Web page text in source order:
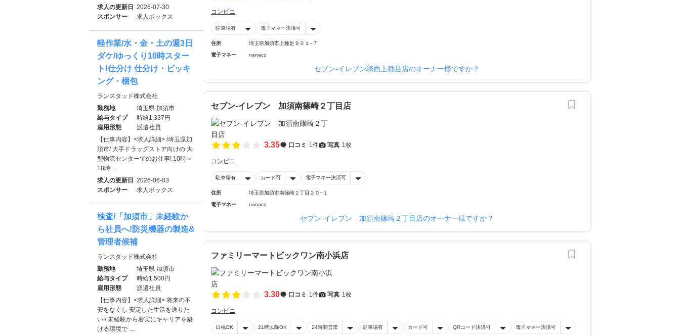
コンビニ
駐車場有 電子マネー決済可
住所 埼玉県加須市上種足９０１−７
電子マネー nanaco
セブン‐イレブン騎西上種足店のオーナー様ですか？
セブン‐イレブン 加須南篠崎２丁目店
3.35 口コミ 1件 写真 1枚
コンビニ
駐車場有 カード可 電子マネー決済可
住所 埼玉県加須市南篠崎２丁目２０−１
電子マネー nanaco
セブン‐イレブン 加須南篠崎２丁目店のオーナー様ですか？
ファミリーマートビックワン南小浜店
3.30 口コミ 1件 写真 1枚
コンビニ
日祝OK 21時以降OK 24時間営業 駐車場有 カード可 QRコード決済可 電子マネー決済可
求人の更新日 2026-07-30
スポンサー
求人ボックス
軽作業/水・金・土の週3日
ダケ/ゆっくり10時スター
ト!仕分け 仕分け・ピッキ
ング・梱包
ランスタッド株式会社
勤務地
埼玉県 加須市
給与タイプ
時給1,337円
雇用形態
派遣社員
【仕事内容】<求人詳細> /埼玉県加
須市/ 大手ドラッグストア向けの 大
型物流センターでのお仕事! 10時～
18時…
求人の更新日 2026-06-03
スポンサー
求人ボックス
検査/「加須市」未経験か
ら社員へ!防災機器の製造&
管理者候補
ランスタッド株式会社
勤務地
埼玉県 加須市
給与タイプ
時給1,500円
雇用形態
派遣社員
【仕事内容】<求人詳細> 将来の不
安をなくし 安定した生活を送りた
い!/ 未経験から着実にキャリアを築
ける環境で …